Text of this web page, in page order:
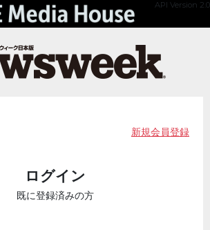
API Version 2.0
新規会員登録
ログイン
既に登録済みの方